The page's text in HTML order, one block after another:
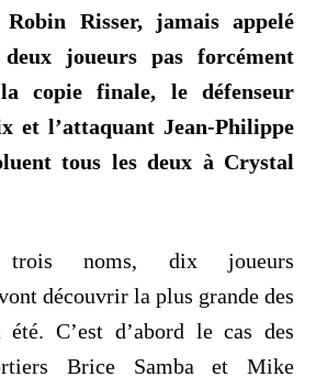
Risser, jamais appelé
joueurs pas forcément
copie finale, le défenseur
et l’attaquant Jean-Philippe
tous les deux à Crystal
trois noms, dix joueurs
découvrir la plus grande des
C’est d’abord le cas des
Brice Samba et Mike